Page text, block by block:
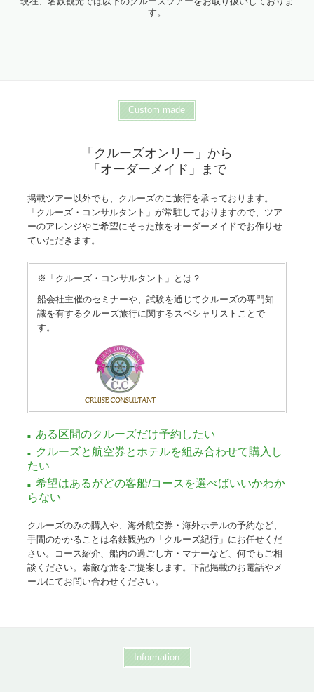
す。
Custom made
「クルーズオンリー」から
「オーダーメイド」まで
掲載ツアー以外でも、クルーズのご旅行を承っております。
「クルーズ・コンサルタント」が常駐しておりますので、ツア
ーのアレンジやご希望にそった旅をオーダーメイドでお作りせ
ていただきます。
※「クルーズ・コンサルタント」とは？
船会社主催のセミナーや、試験を通じてクルーズの専門知
識を有するクルーズ旅行に関するスペシャリストことで
す。
ある区間のクルーズだけ予約したい
クルーズと航空券とホテルを組み合わせて購入し
たい
希望はあるがどの客船/コースを選べばいいかわか
らない
クルーズのみの購入や、海外航空券・海外ホテルの予約など、
手間のかかることは名鉄観光の「クルーズ紀行」にお任せくだ
さい。コース紹介、船内の過ごし方・マナーなど、何でもご相
談ください。素敵な旅をご提案します。下記掲載のお電話やメ
ールにてお問い合わせください。
Information